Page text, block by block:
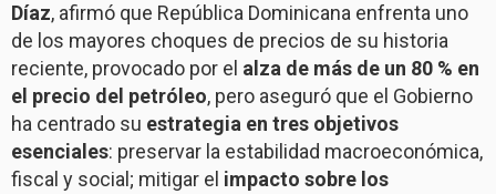
Díaz, afirmó que República Dominicana enfrenta uno
de los mayores choques de precios de su historia
reciente, provocado por el alza de más de un 80 % en
el precio del petróleo, pero aseguró que el Gobierno
ha centrado su estrategia en tres objetivos
esenciales: preservar la estabilidad macroeconómica,
fiscal y social; mitigar el impacto sobre los